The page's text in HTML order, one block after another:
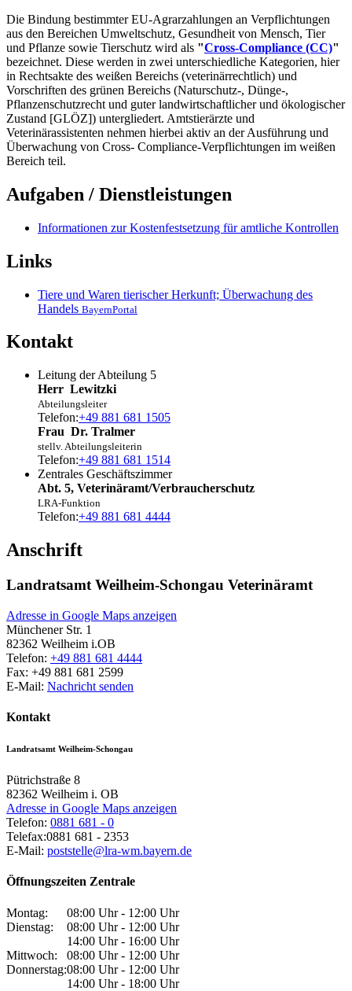
Die Bindung bestimmter EU-Agrarzahlungen an Verpflichtungen
aus den Bereichen Umweltschutz, Gesundheit von Mensch, Tier
und Pflanze sowie Tierschutz wird als "Cross-Compliance (CC)"
bezeichnet. Diese werden in zwei unterschiedliche Kategorien, hier
in Rechtsakte des weißen Bereichs (veterinärrechtlich) und
Vorschriften des grünen Bereichs (Naturschutz-, Dünge-,
Pflanzenschutzrecht und guter landwirtschaftlicher und ökologischer
Zustand [GLÖZ]) untergliedert. Amtstierärzte und
Veterinärassistenten nehmen hierbei aktiv an der Ausführung und
Überwachung von Cross- Compliance-Verpflichtungen im weißen
Bereich teil.
Aufgaben / Dienstleistungen
Informationen zur Kostenfestsetzung für amtliche Kontrollen
Links
Tiere und Waren tierischer Herkunft; Überwachung des
Handels BayernPortal
Kontakt
Leitung der Abteilung 5
Herr Lewitzki
Abteilungsleiter
Telefon:+49 881 681 1505
Frau Dr. Tralmer
stellv. Abteilungsleiterin
Telefon:+49 881 681 1514
Zentrales Geschäftszimmer
Abt. 5, Veterinäramt/Verbraucherschutz
LRA-Funktion
Telefon:+49 881 681 4444
Anschrift
Landratsamt Weilheim-Schongau Veterinäramt
Adresse in Google Maps anzeigen
Münchener Str. 1
82362 Weilheim i.OB
Telefon: +49 881 681 4444
Fax: +49 881 681 2599
E-Mail: Nachricht senden
Kontakt
Landratsamt Weilheim-Schongau
Pütrichstraße 8
82362 Weilheim i. OB
Adresse in Google Maps anzeigen
Telefon: 0881 681 - 0
Telefax:0881 681 - 2353
E-Mail: poststelle@lra-wm.bayern.de
Öffnungszeiten Zentrale
Montag:
08:00 Uhr - 12:00 Uhr
Dienstag:
08:00 Uhr - 12:00 Uhr
14:00 Uhr - 16:00 Uhr
Mittwoch:
08:00 Uhr - 12:00 Uhr
Donnerstag:08:00 Uhr - 12:00 Uhr
14:00 Uhr - 18:00 Uhr